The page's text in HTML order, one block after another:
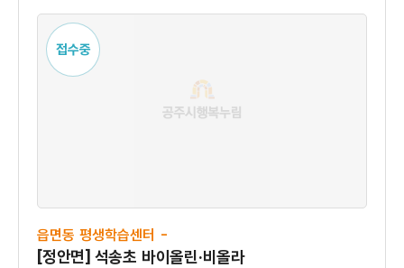
접수중
읍면동 평생학습센터 -
[정안면] 석송초 바이올린·비올라